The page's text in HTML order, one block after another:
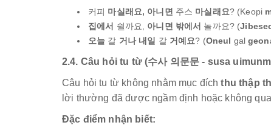
커피 마실래요, 아니면 주스 마실래요? (Keopi
집에서 쉴까요, 아니면 밖에서 놀까요? (
오늘 갈 거나 내일 갈 거예요? (Oneul gal
2.4. Câu hỏi tu từ (수사 의문문 - susa
Câu hỏi tu từ không nhằm mục đíchthu thập
lời thường đã được ngầm định hoặc không
Đặc điểm nhận biết: